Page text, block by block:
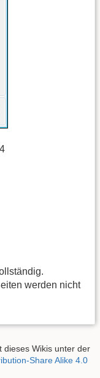
werden nicht
dieses Wikis unter der
Share Alike 4.0